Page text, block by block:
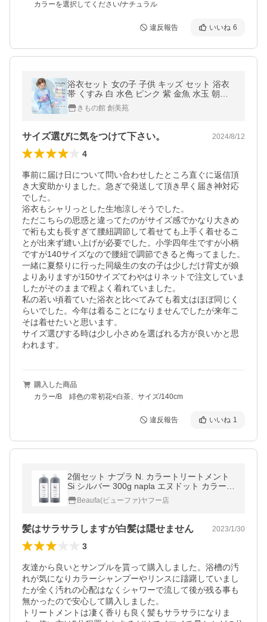
カラーを選択してください/ナチュラル
違反報告 いいね 6
浴衣セット 女の子 子供 キッズ セット 浴衣
帯 くすみ 白 水色 ピンク 紫 金魚 水玉 朝顔
花柄 おしゃれ かわいい 兵児帯 floro 2026 夏
きもの館 創美苑
サイズ選びに気をつけて下さい。 2024/8/12
4
事前に届け日について問い合わせしたところ直ぐに返信頂
き大変助かりました。急ぎで発送して頂き早く届き神対応
でした。
浴衣もシャリっとした生地涼しそうでした。
ただこちらの思惑と違ってたのがサイズ感でかなり大きめ
で裄も丈も長すぎて腰紐調節して着せても上手く着せるこ
とが出来ず縫い上げが必要でした。小学四年生ですが小柄
ですが140サイズなので腰紐で調節できると侮ってました。
一緒に夏祭りに行った同級生の女の子は少しだけ背丈が娘
よりありますが150サイズてわやはりネットで注文していま
したがそのままで程よく着れていました。
私の若い頃着ていた浴衣と比べてみても着丈はほぼ同じく
らいでした。今年は着ることになりませんでしたが来年こ
そは着せたいと思います。
サイズ選びする時は少し小さめを選ばれる方が良いかと思
われます。
購入した商品
カラー/B 緋色の常初花×白茶、サイズ/140cm
違反報告 いいね 1
2個セット ナプラ N. カラートリートメント
Si シルバー 300g napla エヌドット カラーキ
ープ 国内正規品 送料無料 2本セット
Beaufa(ビューファ)ヤフー店
髪はサラサラしますが白髪は隠せません 2023/1/30
3
友達から良いとサンプルを貰って購入しました。浴槽の汚
れが気になりカラーシャンプーやリンスに躊躇していまし
たが全く汚れの心配はなくシャワーで流して後が残る事も
無かったので安心して購入しました。
トリートメントは凄く香りも良く髪もサラサラになりま